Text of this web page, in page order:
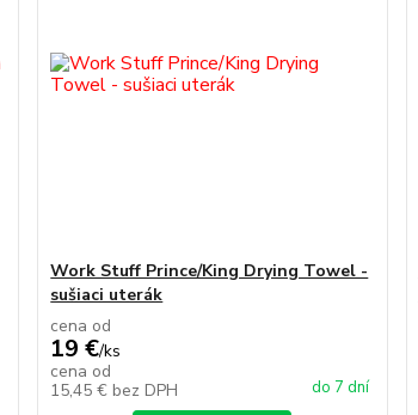
Work Stuff Prince/King Drying Towel -
sušiaci uterák
cena od
19 €/ks
cena od
15,45 € bez DPH do 7 dní